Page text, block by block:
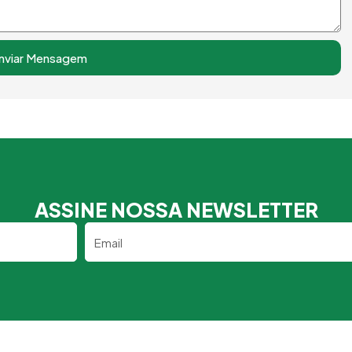
Mensagem
ASSINE NOSSA NEWSLETTER